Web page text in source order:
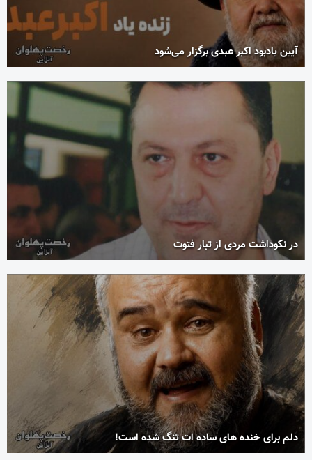
آیین یادبود اکبر عبدی برگزار می‌شود
در نکوداشت مردی از تبار فتوت
دلم برای خنده های ساده ات تنگ شده است!